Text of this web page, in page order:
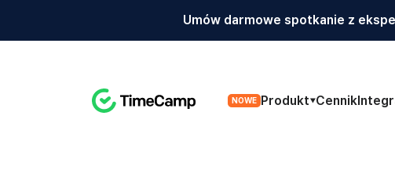
Umów darmowe spotkanie z
NOWE Produkt Cennik